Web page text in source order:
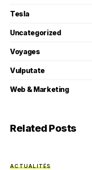
Tesla
Uncategorized
Voyages
Vulputate
Web & Marketing
Related Posts
ACTUALITÉS